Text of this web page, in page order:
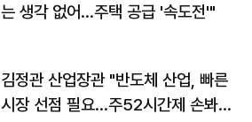
는 생각 없어…주택 공급 '속도전'"
김정관 산업장관 "반도체 산업, 빠른
시장 선점 필요…주52시간제 손봐